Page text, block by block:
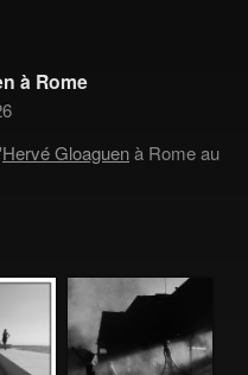
à Rome
Hervé Gloaguenà Rome au